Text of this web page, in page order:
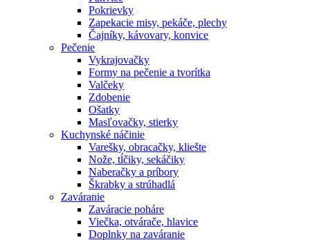
Pokrievky
Zapekacie misy, pekáče, plechy
Čajníky, kávovary, konvice
Pečenie
Vykrajovačky
Formy na pečenie a tvorítka
Valčeky
Zdobenie
Ošatky
Masľovačky, stierky
Kuchynské náčinie
Varešky, obracačky, kliešte
Nože, tĺčiky, sekáčiky
Naberačky a príbory
Škrabky a strúhadlá
Zaváranie
Zaváracie poháre
Viečka, otvárače, hlavice
Doplnky na zaváranie